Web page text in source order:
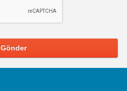
Gönder